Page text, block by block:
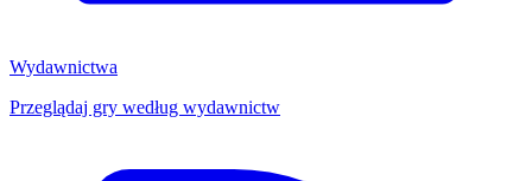
Wydawnictwa
Przeglądaj gry według wydawnictw